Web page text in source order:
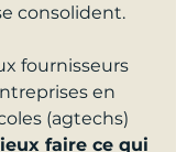
consolident.
fournisseurs
en
(agtechs)
faire ce qui